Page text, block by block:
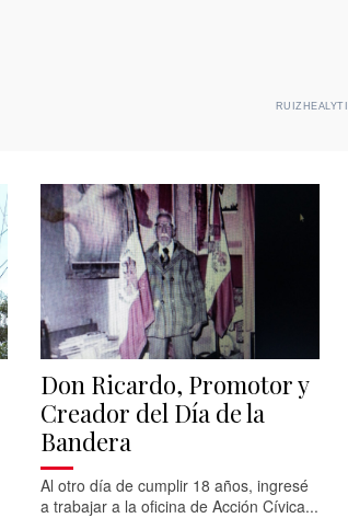
Don Ricardo, Promotor y
Creador del Día de la
Bandera
Al otro día de cumplir 18 años, ingresé
a trabajar a la oficina de Acción Cívica...